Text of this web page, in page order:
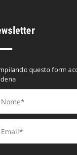
questo form